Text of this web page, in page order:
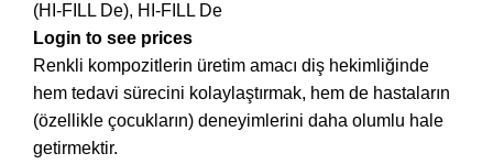
(HI-FILL De), HI-FILL De
Login to see prices
Renkli kompozitlerin üretim amacı diş hekimliğinde
hem tedavi sürecini kolaylaştırmak, hem de hastaların
(özellikle çocukların) deneyimlerini daha olumlu hale
getirmektir.